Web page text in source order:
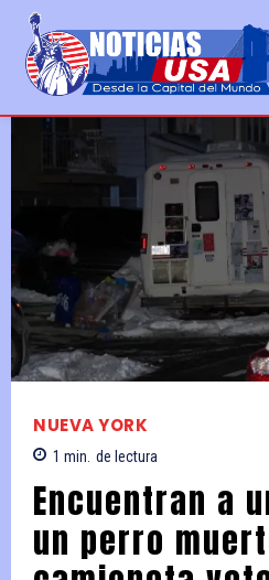
NUEVA YORK
1 min. de lectura
Encuentran a
un perro